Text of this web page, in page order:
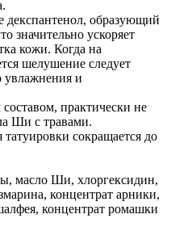
декспантенол, образующий
значительно ускоряет
кожи. Когда на
шелушение следует
увлажнения и
практически не
Ши с травами.
сокращается до
масло Ши, хлоргексидин,
концентрат арники,
концентрат ромашки